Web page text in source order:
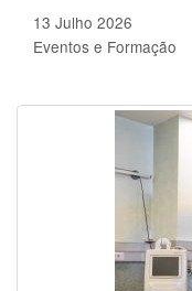
13 Julho 2026
Eventos e Formação